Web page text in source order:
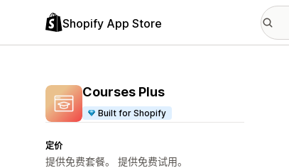
Shopify App Store
Courses Plus
Built for Shopify
定价
提供免费套餐。 提供免费试用。